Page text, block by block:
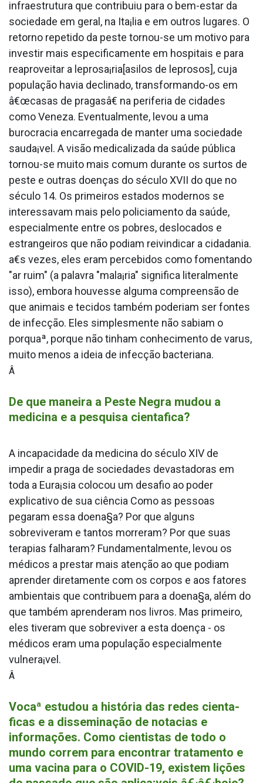
infraestrutura que contribuiu para o bem-estar da
sociedade em geral, na Ita¡lia e em outros lugares. O
retorno repetido da peste tornou-se um motivo para
investir mais especificamente em hospitais e para
reaproveitar a leprosa¡ria[asilos de leprosos], cuja
população havia declinado, transformando-os em
â€œcasas de pragasâ€ na periferia de cidades
como Veneza. Eventualmente, levou a uma
burocracia encarregada de manter uma sociedade
sauda¡vel. A visão medicalizada da saúde pública
tornou-se muito mais comum durante os surtos de
peste e outras doenças do século XVII do que no
século 14. Os primeiros estados modernos se
interessavam mais pelo policiamento da saúde,
especialmente entre os pobres, deslocados e
estrangeiros que não podiam reivindicar a cidadania.
a€s vezes, eles eram percebidos como fomentando
"ar ruim" (a palavra "mala¡ria" significa literalmente
isso), embora houvesse alguma compreensão de
que animais e tecidos também poderiam ser fontes
de infecção. Eles simplesmente não sabiam o
porquaª, porque não tinham conhecimento de va­rus,
muito menos a ideia de infecção bacteriana.
Â
De que maneira a Peste Negra mudou a
medicina e a pesquisa cienta­fica?
A incapacidade da medicina do século XIV de
impedir a praga de sociedades devastadoras em
toda a Eura¡sia colocou um desafio ao poder
explicativo de sua ciência Como as pessoas
pegaram essa doena§a? Por que alguns
sobreviveram e tantos morreram? Por que suas
terapias falharam? Fundamentalmente, levou os
médicos a prestar mais atenção ao que podiam
aprender diretamente com os corpos e aos fatores
ambientais que contribuem para a doena§a, além do
que também aprenderam nos livros. Mas primeiro,
eles tiveram que sobreviver a esta doença - os
médicos eram uma população especialmente
vulnera¡vel.
Â
Vocaª estudou a história das redes cienta­
ficas e a disseminação de nota­cias e
informações. Como cientistas de todo o
mundo correm para encontrar tratamento e
uma vacina para o COVID-19, existem lições